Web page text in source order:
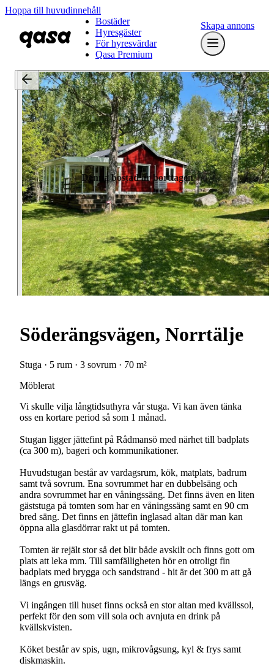
Hoppa till huvudinnehåll
Bostäder
Hyresgäster
För hyresvärdar
Qasa Premium
Skapa annons
Denna bostad är borttagen
Söderängsvägen, Norrtälje
Stuga · 5 rum · 3 sovrum · 70 m²
Möblerat
Vi skulle vilja långtidsuthyra vår stuga. Vi kan även tänka
oss en kortare period så som 1 månad.
Stugan ligger jättefint på Rådmansö med närhet till badplats
(ca 300 m), bageri och kommunikationer.
Huvudstugan består av vardagsrum, kök, matplats, badrum
samt två sovrum. Ena sovrummet har en dubbelsäng och
andra sovrummet har en våningssäng. Det finns även en liten
gäststuga på tomten som har en våningssäng samt en 90 cm
bred säng. Det finns en jättefin inglasad altan där man kan
öppna alla glasdörrar rakt ut på tomten.
Tomten är rejält stor så det blir både avskilt och finns gott om
plats att leka mm. Till samfälligheten hör en otroligt fin
badplats med brygga och sandstrand - hit är det 300 m att gå
längs en grusväg.
Vi ingången till huset finns också en stor altan med kvällssol,
perfekt för den som vill sola och avnjuta en drink på
kvällskvisten.
Köket består av spis, ugn, mikrovågsung, kyl & frys samt
diskmaskin.